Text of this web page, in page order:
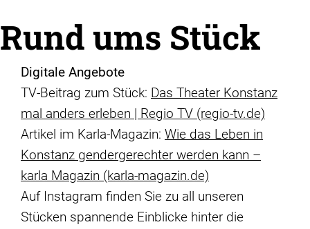
Rund ums Stück
Digitale Angebote
TV-Beitrag zum Stück: Das Theater Konstanz
mal anders erleben | Regio TV (regio-tv.de)
Artikel im Karla-Magazin: Wie das Leben in
Konstanz gender­gerechter werden kann –
karla Magazin (karla-magazin.de)
Auf Instagram finden Sie zu all unseren
Stücken spannende Einblicke hinter die